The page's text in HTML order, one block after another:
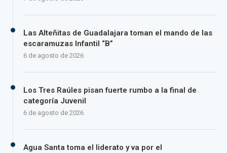
Las Alteñitas de Guadalajara toman el mando de las
escaramuzas Infantil “B”
6 de agosto de 2026
Los Tres Raúles pisan fuerte rumbo a la final de
categoría Juvenil
6 de agosto de 2026
Agua Santa toma el liderato y va por el